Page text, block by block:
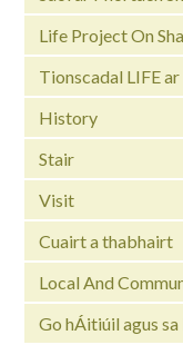
Life Project On
Tionscadal LIFE
History
Stair
Visit
Cuairt a thabhairt
Local And
Go hÁitiúil agus sa